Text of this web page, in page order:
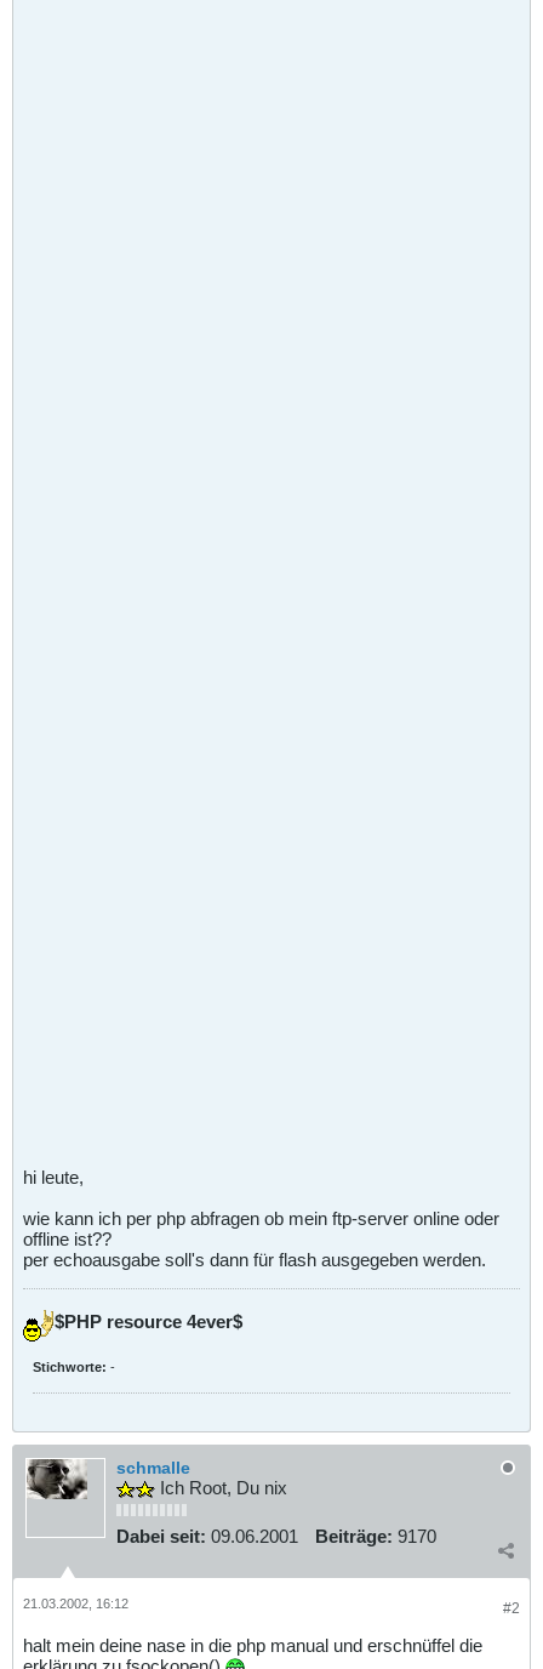
hi leute,
wie kann ich per php abfragen ob mein ftp-server online oder
offline ist??
per echoausgabe soll's dann für flash ausgegeben werden.
$PHP resource 4ever$
Stichworte: -
schmalle
Ich Root, Du nix
Dabei seit: 09.06.2001 Beiträge: 9170
#2
21.03.2002, 16:12
halt mein deine nase in die php manual und erschnüffel die